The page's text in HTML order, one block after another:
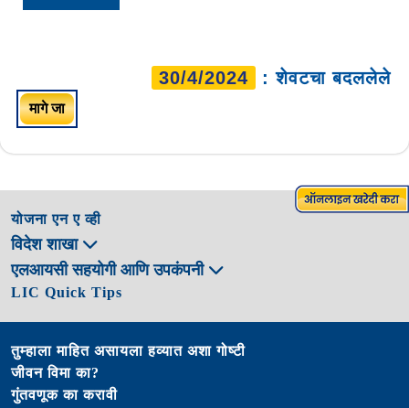
30/4/2024 : शेवटचा बदललेले
मागे जा
योजना एन ए व्ही
विदेश शाखा
एलआयसी सहयोगी आणि उपकंपनी
LIC Quick Tips
तुम्हाला माहित असायला हव्यात अशा गोष्टी
जीवन विमा का?
गुंतवणूक का करावी